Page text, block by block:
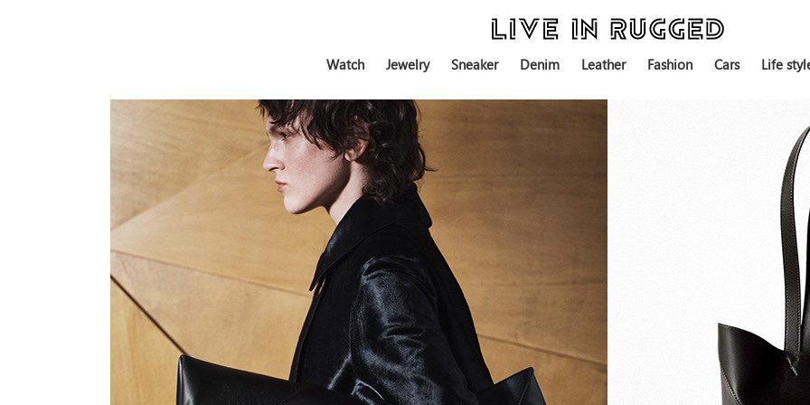
Watch Jewelry Sneaker Denim Leather Fashion Cars Life